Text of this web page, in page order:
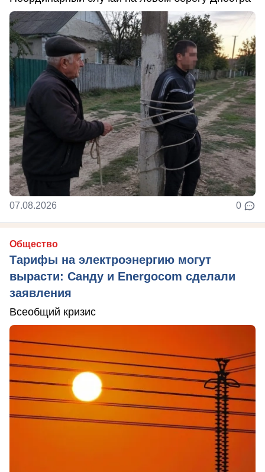
07.08.2026 0
Общество
Тарифы на электроэнергию могут
вырасти: Санду и Energocom сделали
заявления
Всеобщий кризис